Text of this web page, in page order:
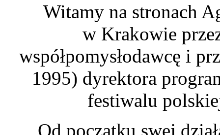
Witamy na stronach
w Krakowie
współpomysłodawcę i
1995) dyrektora
festiwalu
Od początku swej